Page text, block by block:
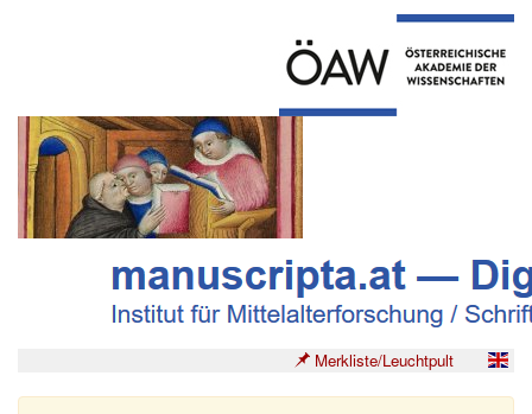
Merkliste/Leuchtpult